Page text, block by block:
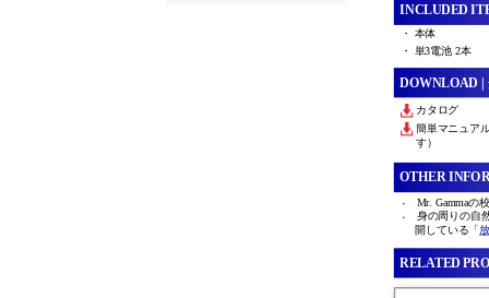
INCLUDED
・ 本体
・ 単3電池 2本
DOWNLOAD |
カタログ
簡単マニュア
す）
OTHER
Mr. Gammaの
身の周りの自
開している「
RELATED